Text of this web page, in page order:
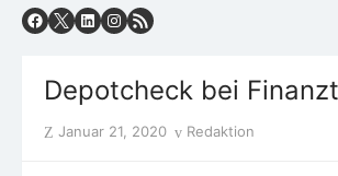
Depotcheck bei
Posted
Januar 21, 2020 Author
Redaktion